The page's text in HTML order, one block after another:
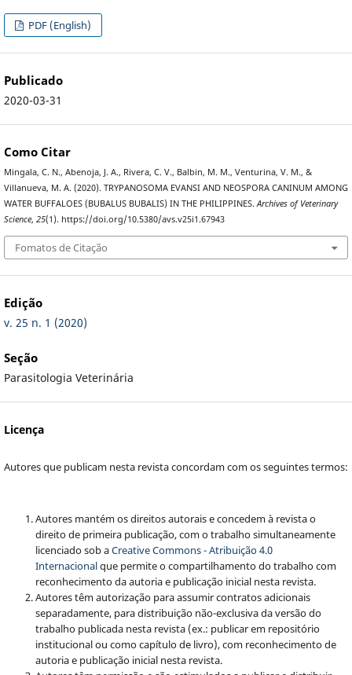
PDF (English)
Publicado
2020-03-31
Como Citar
Mingala, C. N., Abenoja, J. A., Rivera, C. V., Balbin, M. M., Venturina, V. M., &
Villanueva, M. A. (2020). TRYPANOSOMA EVANSI AND NEOSPORA CANINUM AMONG
WATER BUFFALOES (BUBALUS BUBALIS) IN THE PHILIPPINES.Archives of Veterinary
Science, 25(1). https://doi.org/10.5380/avs.v25i1.67943
Fomatos de Citação
Edição
v. 25 n. 1 (2020)
Seção
Parasitologia Veterinária
Licença
Autores que publicam nesta revista concordam com os seguintes termos:
Autores mantém os direitos autorais e concedem à revista o
direito de primeira publicação, com o trabalho simultaneamente
licenciado sob aCreative Commons - Atribuição 4.0
Internacionalque permite o compartilhamento do trabalho com
reconhecimento da autoria e publicação inicial nesta revista.
Autores têm autorização para assumir contratos adicionais
separadamente, para distribuição não-exclusiva da versão do
trabalho publicada nesta revista (ex.: publicar em repositório
institucional ou como capítulo de livro), com reconhecimento de
autoria e publicação inicial nesta revista.